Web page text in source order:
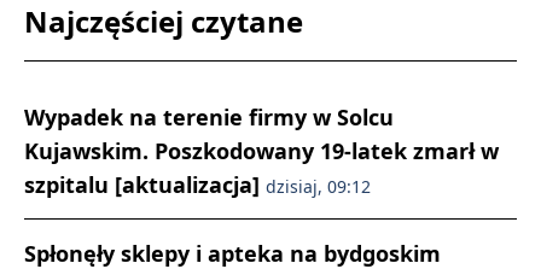
Najczęściej czytane
Wypadek na terenie firmy w Solcu
Kujawskim. Poszkodowany 19-latek zmarł w
szpitalu [aktualizacja] dzisiaj, 09:12
Spłonęły sklepy i apteka na bydgoskim